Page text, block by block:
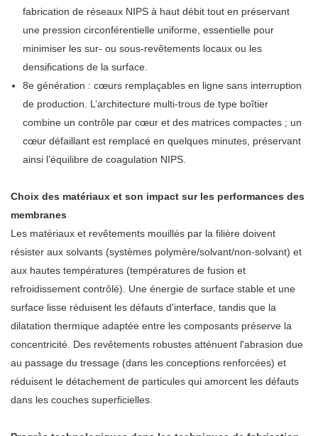
fabrication de réseaux NIPS à haut débit tout en préservant
une pression circonférentielle uniforme, essentielle pour
minimiser les sur- ou sous-revêtements locaux ou les
densifications de la surface.
8e génération : cœurs remplaçables en ligne sans interruption
de production. L’architecture multi-trous de type boîtier
combine un contrôle par cœur et des matrices compactes ; un
cœur défaillant est remplacé en quelques minutes, préservant
ainsi l’équilibre de coagulation NIPS.
Choix des matériaux et son impact sur les performances des
membranes
Les matériaux et revêtements mouillés par la filière doivent
résister aux solvants (systèmes polymère/solvant/non-solvant) et
aux hautes températures (températures de fusion et
refroidissement contrôlé). Une énergie de surface stable et une
surface lisse réduisent les défauts d'interface, tandis que la
dilatation thermique adaptée entre les composants préserve la
concentricité. Des revêtements robustes atténuent l'abrasion due
au passage du tressage (dans les conceptions renforcées) et
réduisent le détachement de particules qui amorcent les défauts
dans les couches superficielles.